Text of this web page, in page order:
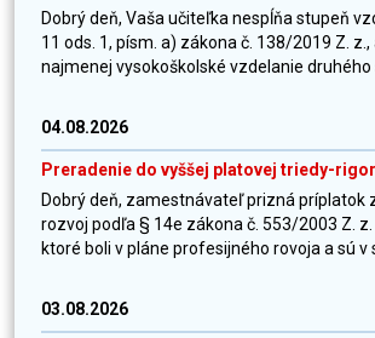
Dobrý deň, Vaša učiteľka nespĺňa stupeň
11 ods. 1, písm. a) zákona č. 138/2019 Z. z.,
najmenej vysokoškolské vzdelanie druhého
04.08.2026
Preradenie do vyššej platovej triedy-
Dobrý deň, zamestnávateľ prizná príplatok
rozvoj podľa § 14e zákona č. 553/2003 Z.
ktoré boli v pláne profesijného rovoja a sú v
03.08.2026